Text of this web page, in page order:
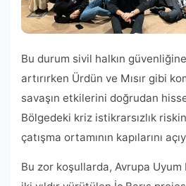
Bu durum sivil halkın
artırırken Ürdün ve Mısır gibi
savaşın etkilerini doğrudan
Bölgedeki kriz istikrarsızlık
çatışma ortamının kapılarını
Bu zor koşullarda, Avrupa Uyum